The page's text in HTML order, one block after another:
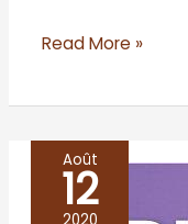
Read More »
Août
12
2020
veilleurs